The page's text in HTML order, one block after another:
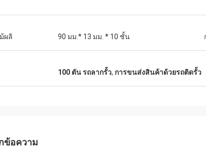
ผลิ 90 มม.* 13 มม. * 10 ชั้น
100 ตัน รถลากรั้ว, การขนส่งสินค้าด้วยรถติดรั้ว
ข้อความ